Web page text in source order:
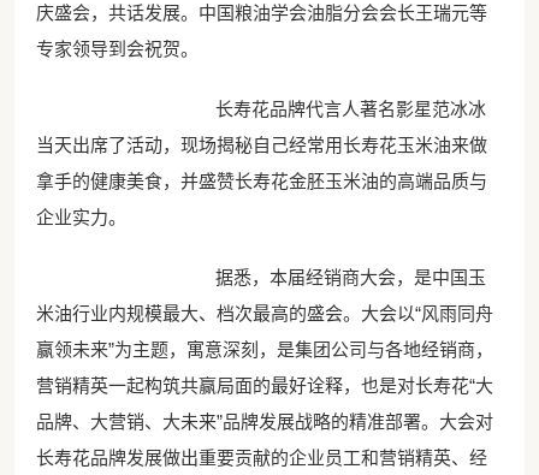
庆盛会，共话发展。中国粮油学会油脂分会会长王瑞元等
专家领导到会祝贺。
长寿花品牌代言人著名影星范冰冰
当天出席了活动，现场揭秘自己经常用长寿花玉米油来做
拿手的健康美食，并盛赞长寿花金胚玉米油的高端品质与
企业实力。
据悉，本届经销商大会，是中国玉
米油行业内规模最大、档次最高的盛会。大会以“风雨同舟
赢领未来”为主题，寓意深刻，是集团公司与各地经销商，
营销精英一起构筑共赢局面的最好诠释，也是对长寿花“大
品牌、大营销、大未来”品牌发展战略的精准部署。大会对
长寿花品牌发展做出重要贡献的企业员工和营销精英、经